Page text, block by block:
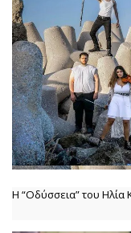
Η “Οδύσσεια” του